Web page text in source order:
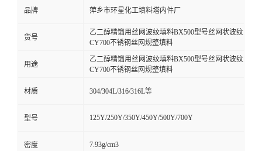
品牌 萍乡市环星化工填料塔内件厂
货号
乙二醇精馏用丝网波纹填料BX500型号丝网状波纹
CY700不锈钢丝网规整填料
用途
乙二醇精馏用丝网波纹填料BX500型号丝网状波纹
CY700不锈钢丝网规整填料
材质 304/304L/316/316L等
型号 125Y/250Y/350Y/450Y/500Y/700Y
密度 7.93g/cm3